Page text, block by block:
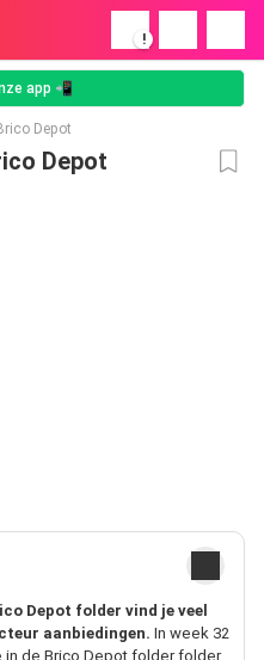
!
app 📲
Depot
Depot
Depot folder vind je veel
aanbiedingen. In week 32
in de Brico Depot folder folder